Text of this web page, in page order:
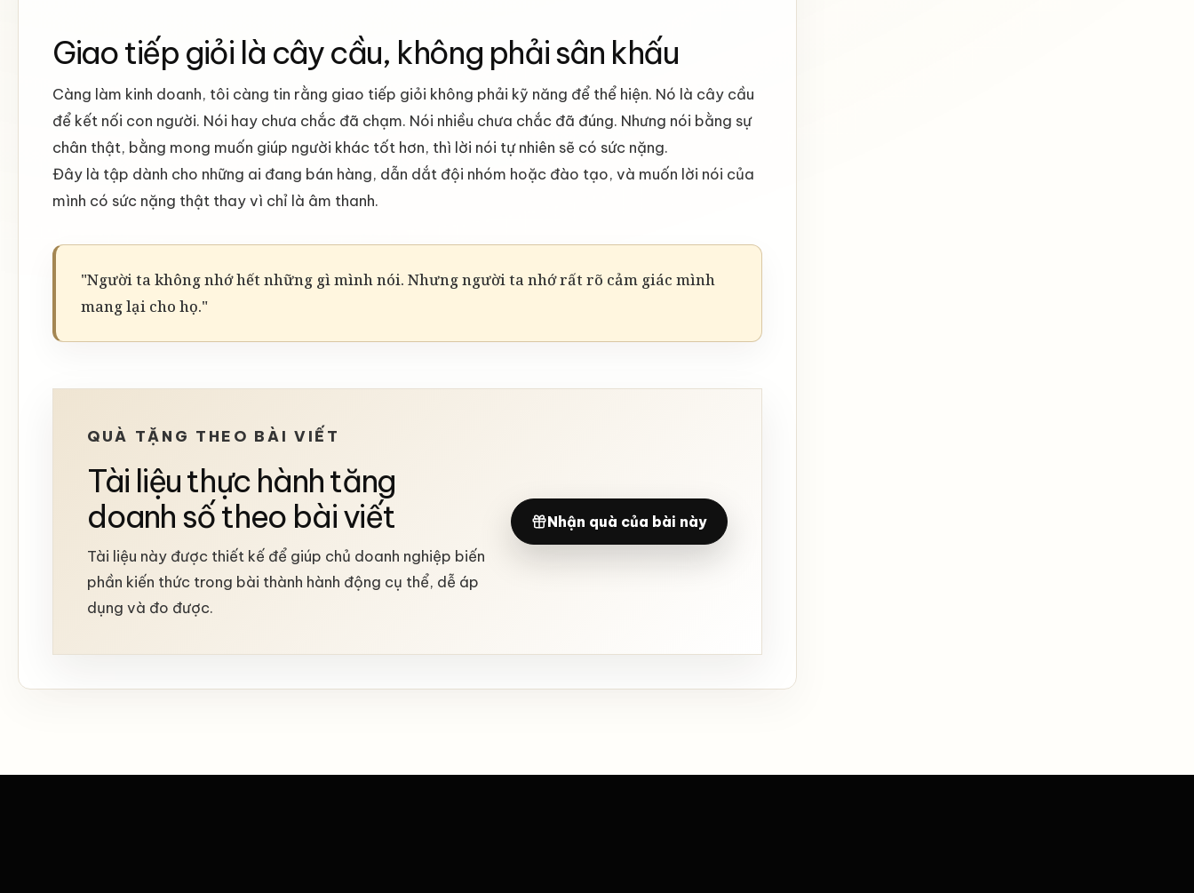
Giao tiếp giỏi là cây cầu, không phải sân khấu
Càng làm kinh doanh, tôi càng tin rằng giao tiếp giỏi không phải kỹ năng để thể hiện. Nó là cây cầu
để kết nối con người. Nói hay chưa chắc đã chạm. Nói nhiều chưa chắc đã đúng. Nhưng nói bằng sự
chân thật, bằng mong muốn giúp người khác tốt hơn, thì lời nói tự nhiên sẽ có sức nặng.
Đây là tập dành cho những ai đang bán hàng, dẫn dắt đội nhóm hoặc đào tạo, và muốn lời nói của
mình có sức nặng thật thay vì chỉ là âm thanh.
"Người ta không nhớ hết những gì mình nói. Nhưng người ta nhớ rất rõ cảm giác mình
mang lại cho họ."
QUÀ TẶNG THEO BÀI VIẾT
Tài liệu thực hành tăng
doanh số theo bài viết
Tài liệu này được thiết kế để giúp chủ doanh nghiệp biến
phần kiến thức trong bài thành hành động cụ thể, dễ áp
dụng và đo được.
Nhận quà của bài này